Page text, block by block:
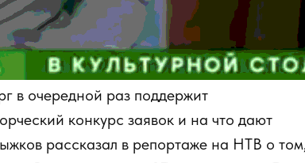
в очередной раз поддержит
конкурс заявок и на что дают
рассказал в репортаже на НТВ о